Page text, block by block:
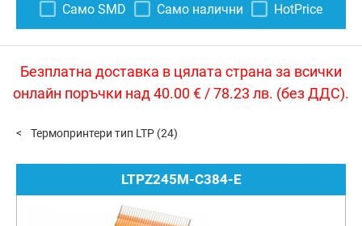
Само SMD Само налични HotPrice
Безплатна доставка в цялата страна за всички
онлайн поръчки над 40.00 € / 78.23 лв. (без ДДС).
Термопринтери тип LTP (24)
LTPZ245M-C384-E